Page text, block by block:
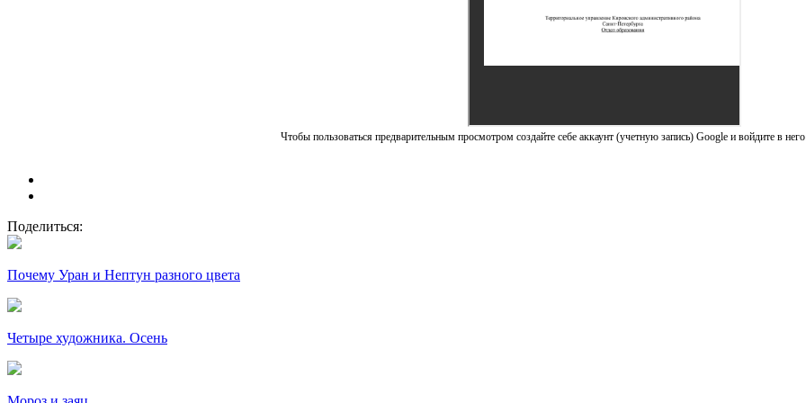
Чтобы пользоваться предварительным просмотром создайте себе аккаунт (учетную запись) Google и войдите в
Поделиться:
Почему Уран и Нептун разного цвета
Четыре художника. Осень